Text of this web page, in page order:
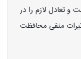
و تعادل لازم را در
منفی محافظت